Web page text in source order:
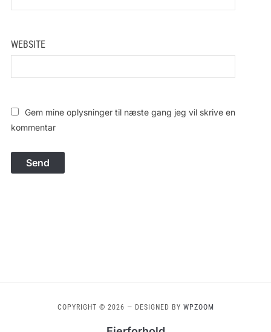
WEBSITE
Gem mine oplysninger til næste gang jeg vil skrive en
kommentar
COPYRIGHT © 2026 — DESIGNED BY WPZOOM